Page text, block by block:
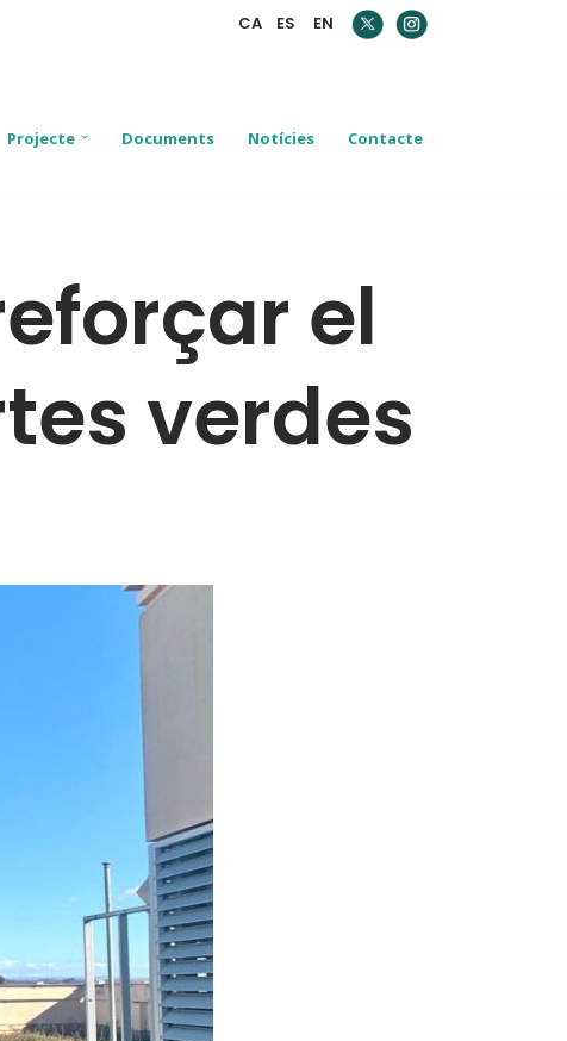
CA ES EN
Projecte Documents Notícies Contacte
el
verdes